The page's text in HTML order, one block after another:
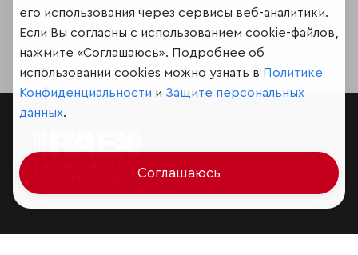
Мир сквозь призму рейтингов
его использования через сервисы веб-аналитики.
Если Вы согласны с использованием cookie-файлов,
нажмите «Соглашаюсь». Подробнее об
использовании cookies можно узнать в Политике
Конфиденциальности и Защите персональных
данных.
Соглашаюсь